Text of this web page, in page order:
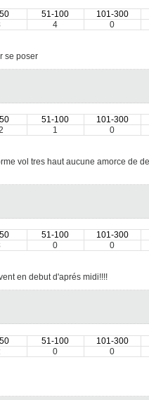
51-100 101-300
4 0
se poser
51-100 101-300
1 0
vol tres haut aucune amorce de
51-100 101-300
0 0
en debut d'aprés midi!!!!
51-100 101-300
0 0